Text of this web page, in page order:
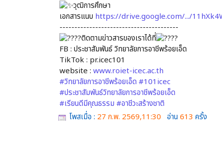
วุฒิการศึกษา
เอกสารแนบ https://drive.google.com/.../
----------------------------------------
ติดตามข่าวสารของเราได้ที่
FB : ประชาสัมพันธ์ วิทยาลัยการอาชีพร้อยเอ็ด
TikTok : pr.icec101
website : www.roiet-icec.ac.th
#วิทยาลัยการอาชีพร้อยเอ็ด #101icec
#ประชาสัมพันธ์วิทยาลัยการอาชีพร้อยเอ็ด
#เรียนดีมีคุณธรรม #อาชีวะสร้างชาติ
โพสเมื่อ : 27 ก.พ. 2569,11:30 อ่าน 613 ครั้ง